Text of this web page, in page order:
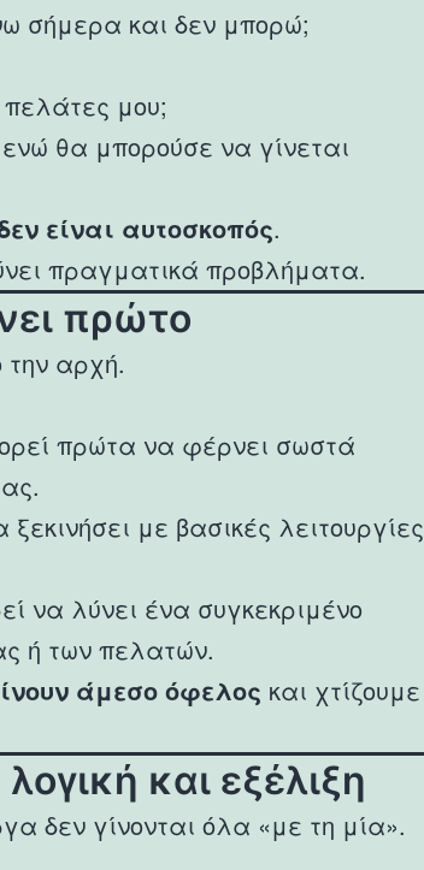
σήμερα και δεν μπορώ;
πελάτες μου;
θα μπορούσε να γίνεται
είναι αυτοσκοπός.
πραγματικά προβλήματα.
πρώτο
αρχή.
πρώτα να φέρνει σωστά
με βασικές λειτουργίες
να λύνει ένα συγκεκριμένο
ή των πελατών.
άμεσο όφελος και χτίζουμε
και εξέλιξη
δεν γίνονται όλα «με τη μία».